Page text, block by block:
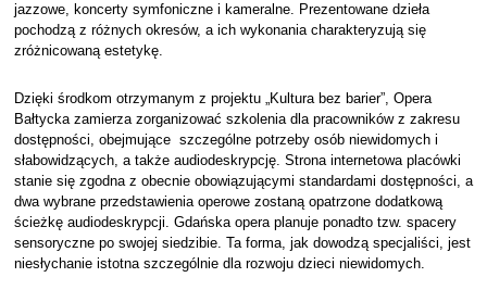
jazzowe, koncerty symfoniczne i kameralne. Prezentowane dzieła
pochodzą z różnych okresów, a ich wykonania charakteryzują się
zróżnicowaną estetykę.
Dzięki środkom otrzymanym z projektu „Kultura bez barier”, Opera
Bałtycka zamierza zorganizować szkolenia dla pracowników z zakresu
dostępności, obejmujące szczególne potrzeby osób niewidomych i
słabowidzących, a także audiodeskrypcję. Strona internetowa placówki
stanie się zgodna z obecnie obowiązującymi standardami dostępności, a
dwa wybrane przedstawienia operowe zostaną opatrzone dodatkową
ścieżkę audiodeskrypcji. Gdańska opera planuje ponadto tzw. spacery
sensoryczne po swojej siedzibie. Ta forma, jak dowodzą specjaliści, jest
niesłychanie istotna szczególnie dla rozwoju dzieci niewidomych.